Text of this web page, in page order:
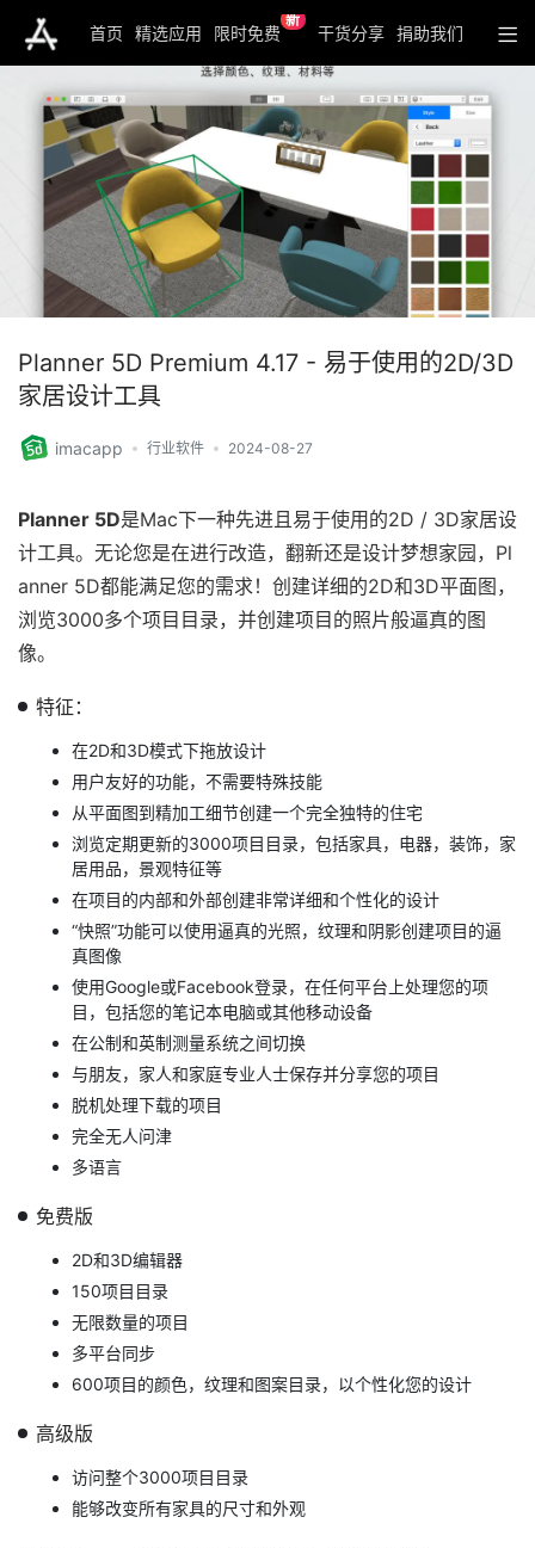
首页 精选应用 限时免费
新
干货分享 捐助我们
Planner 5D Premium 4.17 - 易于使用的2D/3D
家居设计工具
imacapp 行业软件 2024-08-27
Planner 5D是Mac下一种先进且易于使用的2D / 3D家居设
计工具。无论您是在进行改造，翻新还是设计梦想家园，Pl
anner 5D都能满足您的需求！创建详细的2D和3D平面图，
浏览3000多个项目目录，并创建项目的照片般逼真的图
像。
特征：
在2D和3D模式下拖放设计
用户友好的功能，不需要特殊技能
从平面图到精加工细节创建一个完全独特的住宅
浏览定期更新的3000项目目录，包括家具，电器，装饰，家
居用品，景观特征等
在项目的内部和外部创建非常详细和个性化的设计
“快照”功能可以使用逼真的光照，纹理和阴影创建项目的逼
真图像
使用Google或Facebook登录，在任何平台上处理您的项
目，包括您的笔记本电脑或其他移动设备
在公制和英制测量系统之间切换
与朋友，家人和家庭专业人士保存并分享您的项目
脱机处理下载的项目
完全无人问津
多语言
免费版
2D和3D编辑器
150项目目录
无限数量的项目
多平台同步
600项目的颜色，纹理和图案目录，以个性化您的设计
高级版
访问整个3000项目目录
能够改变所有家具的尺寸和外观